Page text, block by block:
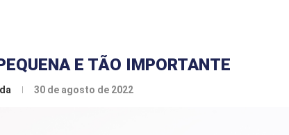
E TÃO IMPORTANTE
30 de agosto de 2022